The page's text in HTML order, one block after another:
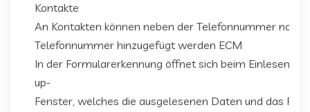
Kontakte
An Kontakten können neben der Telefonnummer noch
Telefonnummer hinzugefügt werden ECM
In der Formularerkennung öffnet sich beim Einlesen
up-
Fenster, welches die ausgelesenen Daten und das